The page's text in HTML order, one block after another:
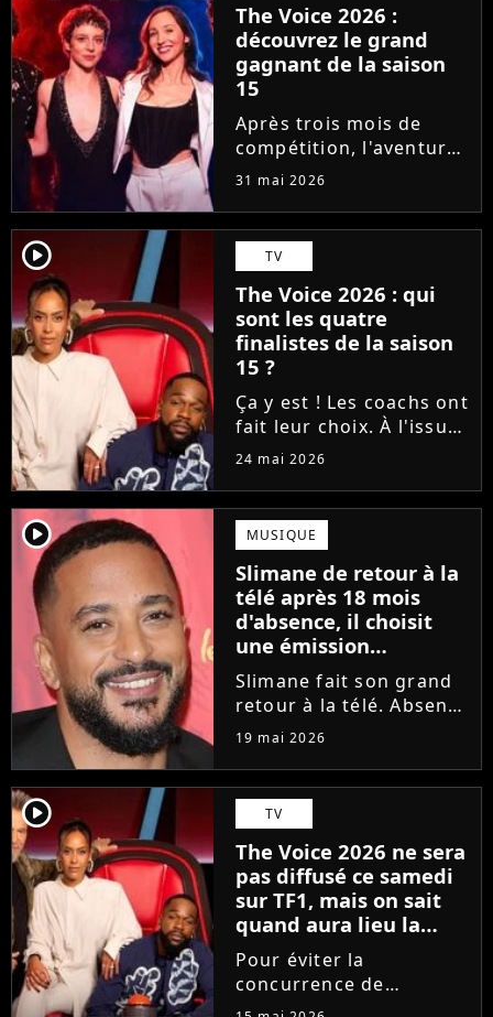
The Voice 2026 :
découvrez le grand
gagnant de la saison
15
Après trois mois de
compétition, l'aventure
The Voice 2026 a pris
qui de Lady O, Hugo,
Tessa B. et CJM'S s'est
imposé sur la finish line
grâce aux votes du...
31 mai 2026
player2 TV
The Voice 2026 : qui
sont les quatre
finalistes de la saison
15 ?
Ça y est ! Les coachs ont
fait leur choix. À l'issue
d'une demi-finale
exceptionnels et des
moments forts, Amel
Bent, Tayc, Lara Fabian
et Florent Pagny ont
désigné...
24 mai 2026
player2 MUSIQUE
Slimane de retour à la
télé après 18 mois
d'absence, il choisit
une émission
symbolique
Slimane fait son grand
retour à la télé. Absent
des écrans et des ondes
raison des accusations
portées contre lui, le
chanteur a choisi une
émission hautement
symbolique...
19 mai 2026
player2 TV
The Voice 2026 ne sera
pas diffusé ce samedi
sur TF1, mais on sait
quand aura lieu la
grande finale
Pour éviter la
concurrence de
l'Eurovision sur France